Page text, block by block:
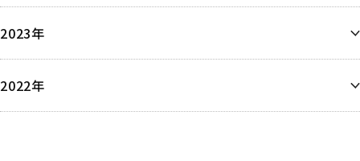
10月
9月
8月
6月
9月
8月
6月
5月
2023年
5月
4月
2022年